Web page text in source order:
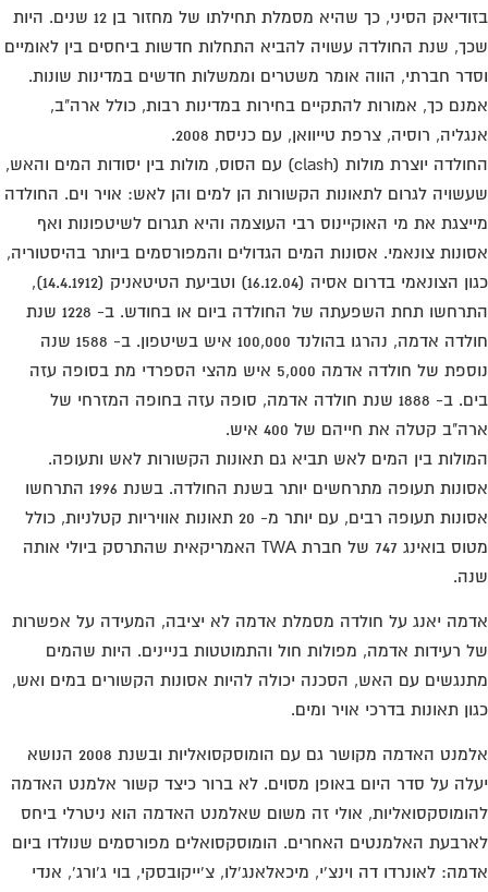
בזודיאק הסיני, כך שהיא מסמלת תחילתו של מחזור בן 12 שנים. היות
שנת החולדה עשויה להביא התחלות חדשות ביחסים בין לאומיים
חברתי, הווה אומר משטרים וממשלות חדשים במדינות שונות.
כך, אמורות להתקיים בחירות במדינות רבות, כולל ארה"ב,
רוסיה, צרפת טייוואן, עם כניסת 2008.
החולדה יוצרת מולות (clash) עם הסוס, מולות בין יסודות המים והאש,
לגרום לתאונות הקשורות הן למים והן לאש: אויר וים. החולדה
את מי האוקיינוס רבי העוצמה והיא תגרום לשיטפונות ואף
צונאמי. אסונות המים הגדולים והמפורסמים ביותר בהיסטוריה,
כגון הצונאמי בדרום אסיה (16.12.04) וטביעת הטיטאניק (14.4.1912),
התרחשו תחת השפעתה של החולדה ביום או בחודש. ב- 1228 שנת
חולדה אדמה, נהרגו בהולנד 100,000 איש בשיטפון. ב- 1588 שנה
נוספת של חולדה אדמה 5,000 איש מהצי הספרדי מת בסופה עזה
בים. ב- 1888 שנת חולדה אדמה, סופה עזה בחופה המזרחי של
קטלה את חייהם של 400 איש.
בין המים לאש תביא גם תאונות הקשורות לאש ותעופה.
אסונות תעופה מתרחשים יותר בשנת החולדה. בשנת 1996 התרחשו
אסונות תעופה רבים, עם יותר מ- 20 תאונות אוויריות קטלניות, כולל
מטוס בואינג 747 של חברת TWA האמריקאית שהתרסק ביולי אותה
יאנג על חולדה מסמלת אדמה לא יציבה, המעידה על אפשרות
רעידות אדמה, מפולות חול והתמוטטות בניינים. היות שהמים
עם האש, הסכנה יכולה להיות אסונות הקשורים במים ואש,
תאונות בדרכי אויר ומים.
אלמנט האדמה מקושר גם עם הומוסקסואליות ובשנת 2008 הנושא
על סדר היום באופן מסוים. לא ברור כיצד קשור אלמנט האדמה
אולי זה משום שאלמנט האדמה הוא ניטרלי ביחס
האלמנטים האחרים. הומוסקסואלים מפורסמים שנולדו ביום
לאונרדו דה וינצ'י, מיכאלאנג'לו, צ'ייקובסקי, בוי ג'ורג', אנדי